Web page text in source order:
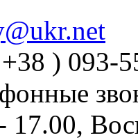
) 093-
17.00,